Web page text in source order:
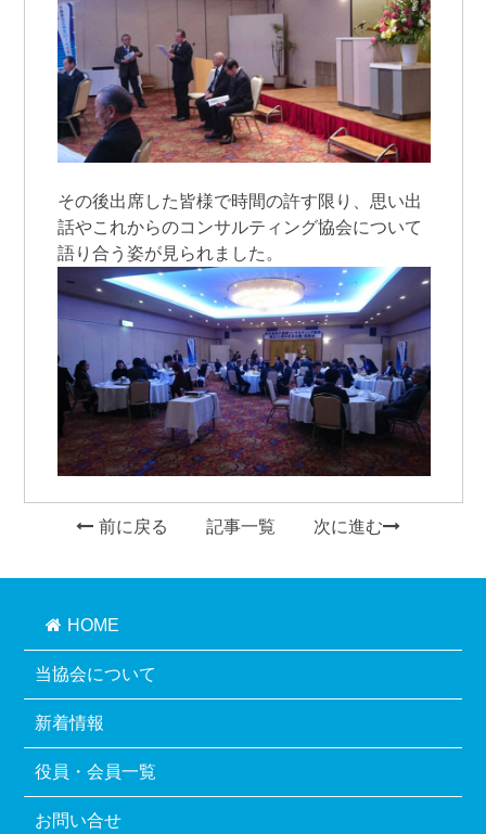
その後出席した皆様で時間の許す限り、思い出
話やこれからのコンサルティング協会について
語り合う姿が見られました。
前に戻る 記事一覧 次に進む
HOME
当協会について
新着情報
役員・会員一覧
お問い合せ